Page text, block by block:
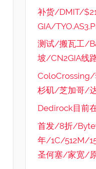
补货/DMIT/
GIA/
测试/搬瓦工/
坡/CN2GIA线
杉矶/芝加哥/
Dedirock目前
首发/8折/
年/1C/512M/
圣何塞/家宽/